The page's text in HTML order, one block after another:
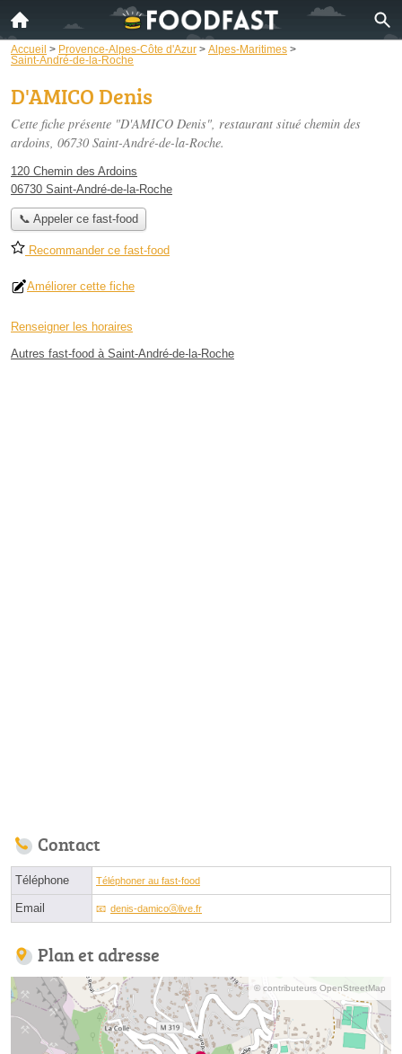
Accueil > Provence-Alpes-Côte d'Azur > Alpes-Maritimes >
Saint-André-de-la-Roche
D'AMICO Denis
Cette fiche présente "D'AMICO Denis", restaurant situé chemin des
ardoins, 06730 Saint-André-de-la-Roche.
120 Chemin des Ardoins
06730 Saint-André-de-la-Roche
📞 Appeler ce fast-food
Recommander ce fast-food
Améliorer cette fiche
Renseigner les horaires
Autres fast-food à Saint-André-de-la-Roche
Contact
Téléphone Téléphoner au fast-food
Email denis-damicoⓐlive.fr
Plan et adresse
© contributeurs OpenStreetMap